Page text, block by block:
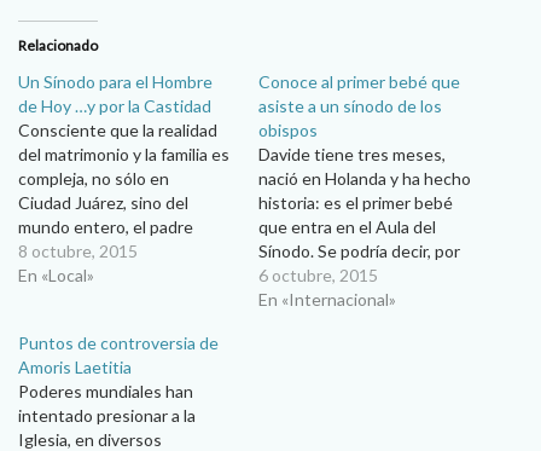
Relacionado
Un Sínodo para el Hombre
de Hoy …y por la Castidad
Consciente que la realidad
del matrimonio y la familia es
compleja, no sólo en
Ciudad Juárez, sino del
mundo entero, el padre
Eduardo Hayen Cuarón,
integrante de la Comisión de
esperanza de que el Sínodo
de los obispos sobre la
familia, reitere la postura…
8 octubre, 2015
En «Local»
Conoce al primer bebé que
asiste a un sínodo de los
obispos
Davide tiene tres meses,
nació en Holanda y ha hecho
historia: es el primer bebé
que entra en el Aula del
Sínodo. Se podría decir, por
tanto, que es el “primer
bebé sinodal”, lo que ha
6 octubre, 2015
En «Internacional»
Puntos de controversia de
Amoris Laetitia
Poderes mundiales han
intentado presionar a la
Iglesia, en diversos